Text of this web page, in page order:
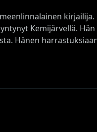
Kemijärvellä.
Hänen